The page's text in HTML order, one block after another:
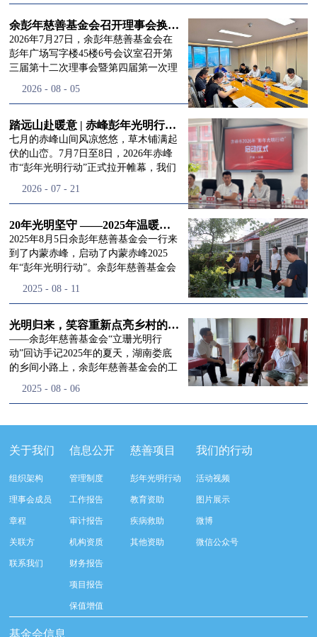
余彭年慈善基金会召开理事会换届会议
2026年7月27日，余彭年慈善基金会在
彭年广场写字楼45楼6号会议室召开第
三届第十二次理事会暨第四届第一次理
徐滨先生；副理事长兼秘书长彭志兵先
生、李玲辉先生、郭启兴先生及梅鑫先
生，现场列席人员:监事孙海跃先生，联
合党支部书记曾层同志。本次会议由理
事长徐滨主持，会议出席人数超过理事
换届会议严格按照基金会章程规定流程
同回顾了基金会过往任期内在助学兴
教、医疗救助、公益事业普惠等多个领
域深耕耕耘的公益历程，充分肯定了第
三届理事会全体成员多年来接续付出的
民、济世利人"的慈善理念所做出的突
流程，完成了新一届治理层的选举任
命，全新的第四届理事会正式组建完
成：选举彭志兵、徐滨、彭新英、李
栋、李玲辉、郭启兴、梅鑫为余彭年慈
余彭年慈善基金会第四届理事会监事。
徐滨先生当选余彭年慈善基金会第四届
先生依次为新一任理事长徐滨先生及秘
新起点上，基金会将始终坚守创立初
心，继续沿着余彭年先生的慈善足迹稳
步前行：一方面将持续巩固已有的品牌
公益项目优势，把帮扶资源更精准地向
索适配新时代公益环境的创新路径，联
动更多社会爱心力量，搭建更透明、更
阔的角落，用实际行动践行"取之于社
会、用之于社会"的公益承诺。未来，
余彭年慈善基金会将在新一届理事会的
带领下，以更饱满的热忱投身公益慈善
2026 - 08 - 05
踏远山赴暖意 | 赤峰彭年光明行动启程，入户回访接住乡亲眼底的光亮
七月的赤峰山间风凉悠悠，草木铺满起
伏的山峦。7月7日至8日，2026年赤峰
市“彭年光明行动”正式拉开帷幕，我们
土地，赴一场延续了二十一年的光明之
残联唐婷婷理事长到场参与本次启动活
动，由衷肯定了基金会坚持二十一年深
耕光明帮扶的坚守，也向长久奔走推进
项目的我们表达了谢意。二十一年时光
市与县域，一趟趟奔赴偏远地区，只为
景，这份认可，也让我们更加笃定前行
的脚步。启动仪式落幕之后，我们没有
即刻返程，联合赤峰市残联的工作人
员、专业医护队伍走入乡间小路，随机
小路弯弯曲曲，两边是繁茂的林木，我
家中。简朴的乡村民居陈设简单，老人
往日家中大大小小的农活，全都压在了
老伴一人肩上。此前季爷爷的左眼早已
彻底失明，卧床的日子里视野一片昏
暗，行动受限再加上双目近乎失明，老
人常常对往后的生活满心忧虑。得益于
去年项目开展的右眼手术，如今他的右
眼重获视力，平日里能够看清手机屏
幕，简单的日常起居也可以自己打理不
少。聊天的时候季爷爷语气满是庆
幸：“本来走路就不利索，要是双眼都
看不见，真的不敢设想往后的日子。现
2026 - 07 - 21
20年光明坚守 ——2025年温暖启程“彭年光明行动”内蒙赤峰
2025年8月5日余彭年慈善基金会一行来
到了内蒙赤峰，启动了内蒙赤峰2025
年“彭年光明行动”。余彭年慈善基金会
欣以及余彭年慈善基金会志愿者姜颖妍
峰市残联理事长孙德欣对我们“彭年光
明行动”给予了高度的肯定，他表示“彭
年光明行动”不仅仅是帮助白内障患者
恢复光明，最重要的是减轻了患者家庭
事业的生动体现。随后余彭年慈善基金
光明行动”在内蒙的点点滴滴，并希望
覆盖，加强术后随访与科普宣传，同时
仪式后余彭年慈善基金会一行实地探访
了项目实施的一线情况，详细了解了患
流程就诊环节。 探访结束后，我们一行
开始对参与项目的患者进行了随机的回
项目的患者进行了随机的回访。居住在
松山区三道井子村的王奶奶左眼一直视
检查治疗。村里的赵书记在走访过程中
2025 - 08 - 11
光明归来，笑容重新点亮乡村的角落
——余彭年慈善基金会“立珊光明行
动”回访手记2025年的夏天，湖南娄底
的乡间小路上，余彭年慈善基金会的工
着一份特别的牵挂，走进了一个个普通
曾经被白内障困扰的老人，在接受
发生了怎样的变化。“现在能看清菜苗
来到涟源市渡头塘乡洪家村。72岁的曾
爷爷正在自家菜地里忙碌。他曾是村里
见，另一只眼睛的视力也越来越差。以
前，他看不清鱼塘的水位，也分不清菜
术后，眼睛亮堂多了！”老人笑着说。
现在，他能清楚地看到鱼塘里鱼儿游动
杂草。尽管手部有残疾，但他在田埂上
2025 - 08 - 06
们的行
动
道>>
关于我们
组织架构
理事会成员
章程
关联方
联系我们
信息公开
管理制度
工作报告
审计报告
机构资质
财务报告
项目报告
保值增值
慈善项目
彭年光明行动
教育资助
疾病救助
其他资助
我们的行动
活动视频
图片展示
微博
微信公众号
基金会信息